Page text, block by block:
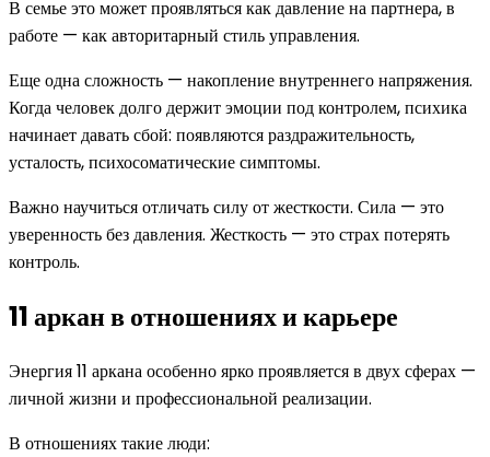
В семье это может проявляться как давление на партнера, в
работе — как авторитарный стиль управления.
Еще одна сложность — накопление внутреннего напряжения.
Когда человек долго держит эмоции под контролем, психика
начинает давать сбой: появляются раздражительность,
усталость, психосоматические симптомы.
Важно научиться отличать силу от жесткости. Сила — это
уверенность без давления. Жесткость — это страх потерять
контроль.
11 аркан в отношениях и карьере
Энергия 11 аркана особенно ярко проявляется в двух сферах —
личной жизни и профессиональной реализации.
В отношениях такие люди: